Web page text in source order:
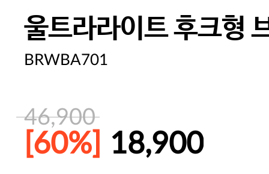
울트라라이트 후크형
BRWBA701
46,900
[60%] 18,900